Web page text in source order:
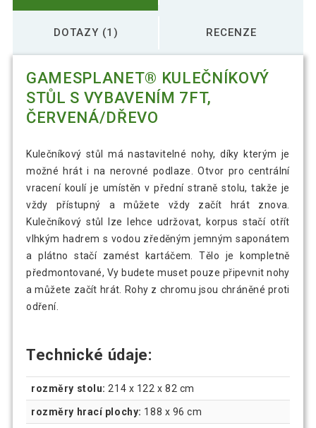
DOTAZY (1) RECENZE
GAMESPLANET® KULEČNÍKOVÝ
STŮL S VYBAVENÍM 7FT,
ČERVENÁ/DŘEVO
Kulečníkový stůl má nastavitelné nohy, díky kterým je
možné hrát i na nerovné podlaze. Otvor pro centrální
vracení koulí je umístěn v přední straně stolu, takže je
vždy přístupný a můžete vždy začít hrát znova.
Kulečníkový stůl lze lehce udržovat, korpus stačí otřít
vlhkým hadrem s vodou zředěným jemným saponátem
a plátno stačí zamést kartáčem. Tělo je kompletně
předmontované, Vy budete muset pouze připevnit nohy
a můžete začít hrát. Rohy z chromu jsou chráněné proti
odření.
Technické údaje:
rozměry stolu: 214 x 122 x 82 cm
rozměry hrací plochy: 188 x 96 cm